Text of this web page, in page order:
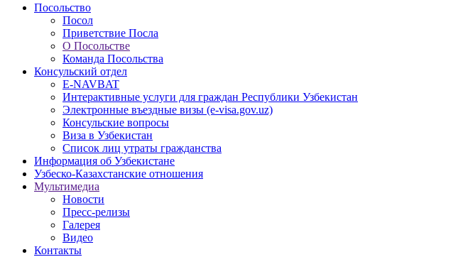
Посольство
Посол
Приветствие Посла
О Посольстве
Команда Посольства
Консульский отдел
E-NAVBAT
Интерактивные услуги для граждан Республики Узбекистан
Электронные въездные визы (e-visa.gov.uz)
Консульские вопросы
Виза в Узбекистан
Список лиц утраты гражданства
Информация об Узбекистане
Узбеско-Казахстанские отношения
Мультимедиа
Новости
Пресс-релизы
Галерея
Видео
Контакты